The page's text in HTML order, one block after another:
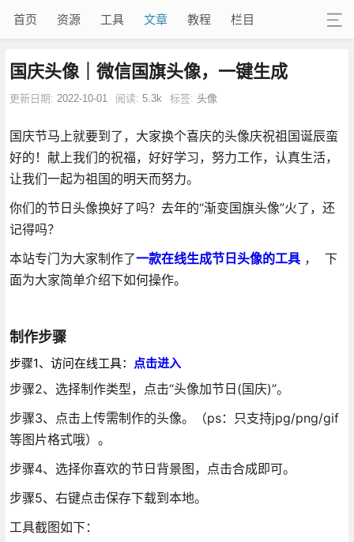
首页 资源 工具 文章 教程 栏目
国庆头像｜微信国旗头像，一键生成
更新日期: 2022-10-01 阅读: 5.3k 标签: 头像
国庆节马上就要到了，大家换个喜庆的头像庆祝祖国诞辰蛮
好的！献上我们的祝福，好好学习，努力工作，认真生活，
让我们一起为祖国的明天而努力。
你们的节日头像换好了吗？去年的“渐变国旗头像”火了，还
记得吗？
本站专门为大家制作了一款在线生成节日头像的工具， 下
面为大家简单介绍下如何操作。
制作步骤
步骤1、访问在线工具： 点击进入
步骤2、选择制作类型，点击“头像加节日(国庆)”。
步骤3、点击上传需制作的头像。（ps：只支持jpg/png/gif
等图片格式哦）。
步骤4、选择你喜欢的节日背景图，点击合成即可。
步骤5、右键点击保存下载到本地。
工具截图如下：